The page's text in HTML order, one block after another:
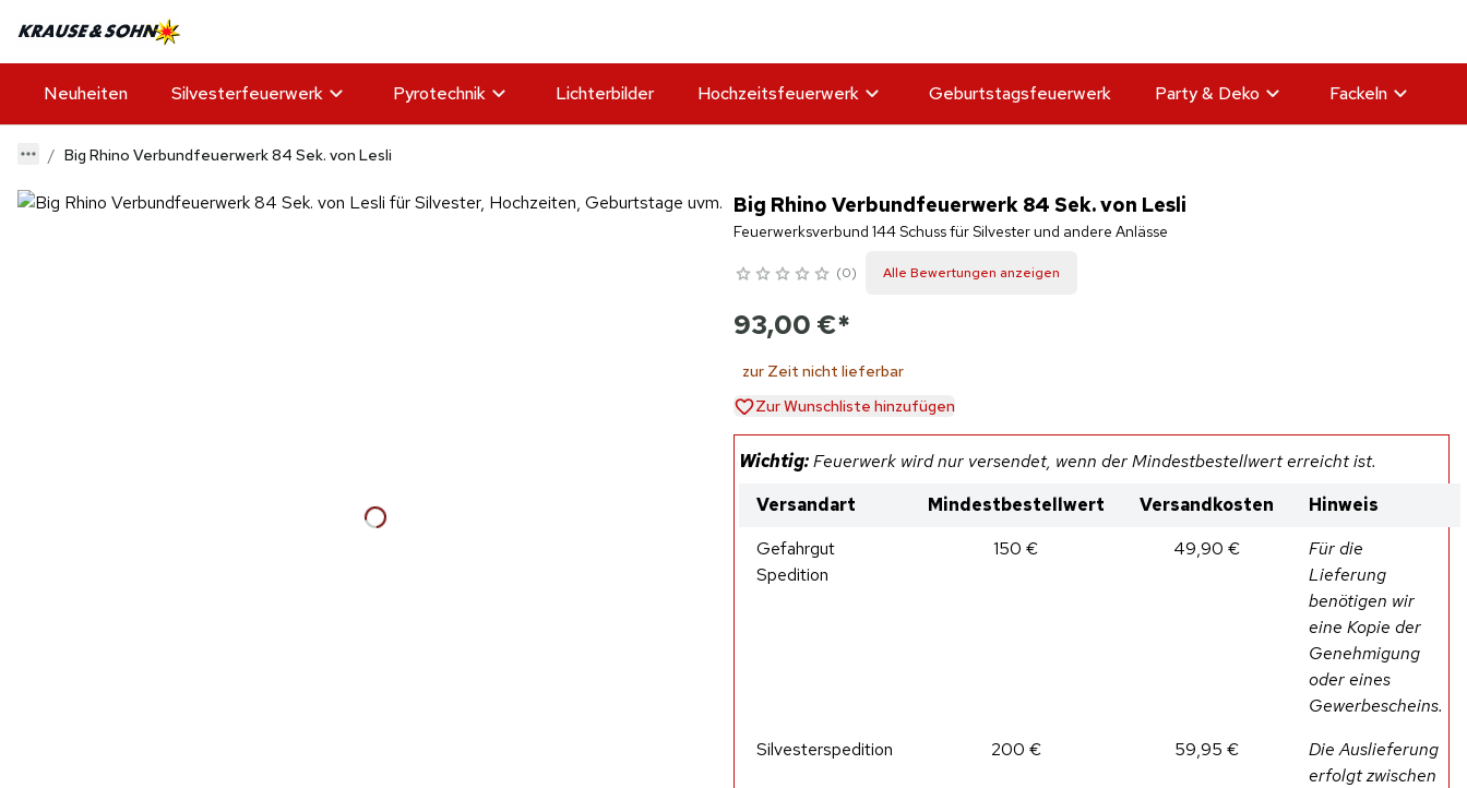
Neuheiten Silvesterfeuerwerk Pyrotechnik Lichterbilder Hochzeitsfeuerwerk Geburtstagsfeuerwerk Party & Deko Fackeln
Big Rhino Verbundfeuerwerk 84 Sek. von Lesli
Big Rhino Verbundfeuerwerk 84 Sek. von Lesli
Feuerwerksverbund 144 Schuss für Silvester und andere Anlässe
0 Alle Bewertungen anzeigen
93,00 €*
zur Zeit nicht lieferbar
Zur Wunschliste hinzufügen
Wichtig:Feuerwerk wird nur versendet, wenn der Mindestbestellwert erreicht ist.
Versandart
Mindestbestellwert Versandkosten
Hinweis
Gefahrgut
Spedition
150 € 49,90 €
Für die
Lieferung
benötigen wir
eine Kopie der
Genehmigung
oder eines
Gewerbescheins.
Silvesterspedition
200 € 59,95 €
Die Auslieferung
erfolgt zwischen